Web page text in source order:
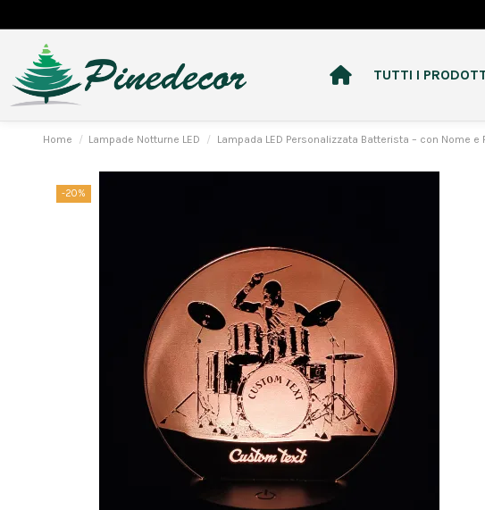
TUTTI I
Home Lampade Notturne LED Lampada LED Personalizzata Batterista – con Nome
-20%